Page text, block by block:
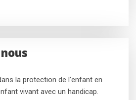
la protection de l’enfant en
vivant avec un handicap.